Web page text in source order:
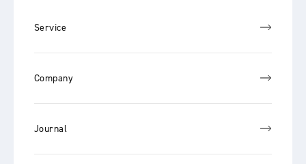
Service
Company
Journal